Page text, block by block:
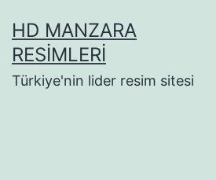
geçHD MANZARA
RESIMLERI
Türkiye'nin lider resim sitesi